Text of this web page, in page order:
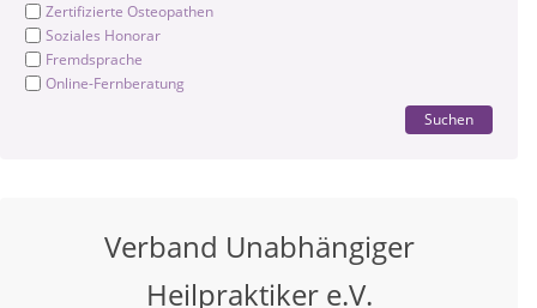
Zertifizierte Osteopathen
Soziales Honorar
Fremdsprache
Online-Fernberatung
Suchen
Verband Unabhängiger
Heilpraktiker e.V.